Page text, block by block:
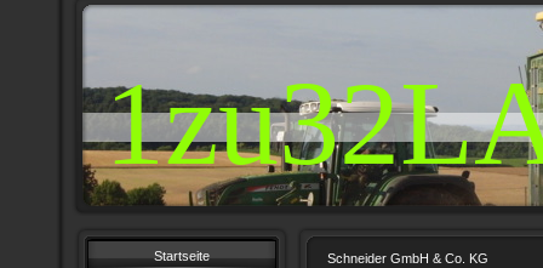
Startseite
Schneider GmbH & Co. KG